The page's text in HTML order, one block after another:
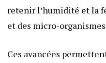
retenir l’humidité et la
et des micro-
Ces avancées